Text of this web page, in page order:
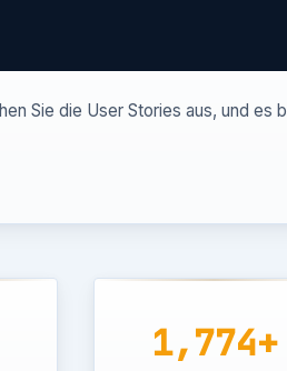
Sie die User Stories aus, und es
1,774+